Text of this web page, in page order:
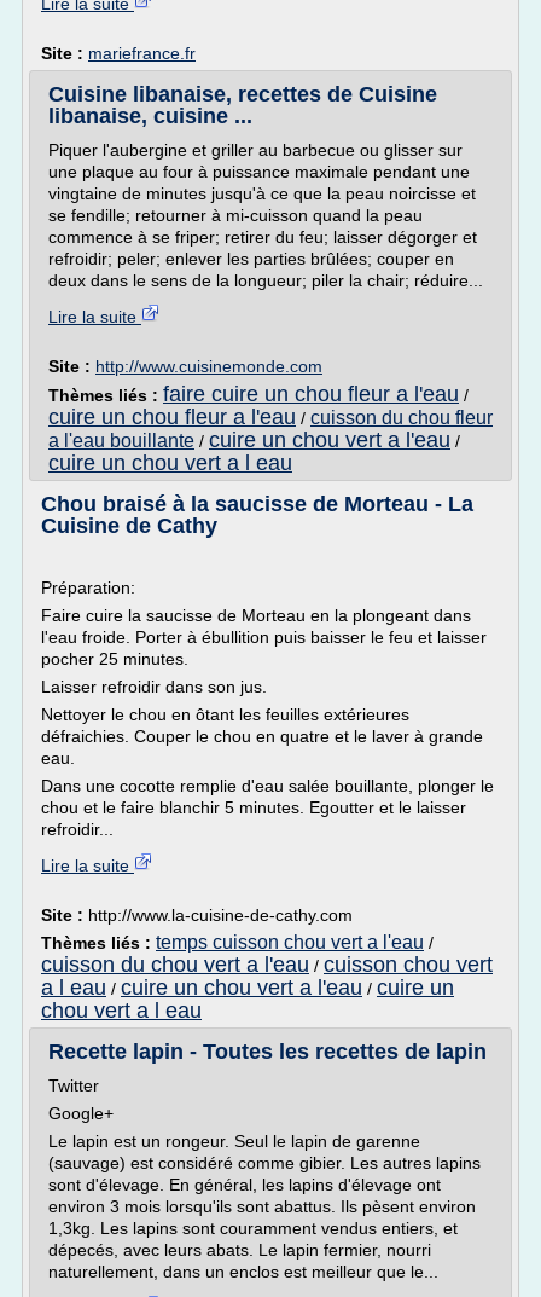
Site : mariefrance.fr
Cuisine libanaise, recettes de Cuisine
libanaise, cuisine ...
Piquer l'aubergine et griller au barbecue ou glisser sur
une plaque au four à puissance maximale pendant une
vingtaine de minutes jusqu'à ce que la peau noircisse et
se fendille; retourner à mi-cuisson quand la peau
commence à se friper; retirer du feu; laisser dégorger et
refroidir; peler; enlever les parties brûlées; couper en
deux dans le sens de la longueur; piler la chair; réduire...
Lire la suite
Site : http://www.cuisinemonde.com
Thèmes liés : faire cuire un chou fleur a l'eau /
cuire un chou fleur a l'eau / cuisson du chou fleur
a l'eau bouillante / cuire un chou vert a l'eau /
cuire un chou vert a l eau
Chou braisé à la saucisse de Morteau - La
Cuisine de Cathy
Préparation:
Faire cuire la saucisse de Morteau en la plongeant dans
l'eau froide. Porter à ébullition puis baisser le feu et laisser
pocher 25 minutes.
Laisser refroidir dans son jus.
Nettoyer le chou en ôtant les feuilles extérieures
défraichies. Couper le chou en quatre et le laver à grande
eau.
Dans une cocotte remplie d'eau salée bouillante, plonger le
chou et le faire blanchir 5 minutes. Egoutter et le laisser
refroidir...
Lire la suite
Site : http://www.la-cuisine-de-cathy.com
Thèmes liés : temps cuisson chou vert a l'eau /
cuisson du chou vert a l'eau / cuisson chou vert
a l eau / cuire un chou vert a l'eau / cuire un
chou vert a l eau
Recette lapin - Toutes les recettes de lapin
Twitter
Google+
Le lapin est un rongeur. Seul le lapin de garenne
(sauvage) est considéré comme gibier. Les autres lapins
sont d'élevage. En général, les lapins d'élevage ont
environ 3 mois lorsqu'ils sont abattus. Ils pèsent environ
1,3kg. Les lapins sont couramment vendus entiers, et
dépecés, avec leurs abats. Le lapin fermier, nourri
naturellement, dans un enclos est meilleur que le...